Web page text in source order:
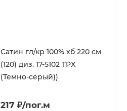
Сатин гл/кр 100% хб 220 см
(120) диз. 17-5102 TPX
(Темно-серый))
217 ₽/пог.м